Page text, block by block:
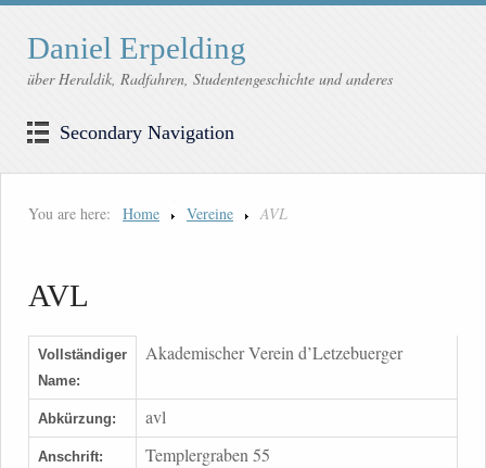
Daniel Erpelding
über Heraldik, Radfahren, Studentengeschichte und anderes
Secondary Navigation
You are here: Home Vereine AVL
AVL
Vollständiger
Name:
Akademischer Verein d’Letzebuerger
Abkürzung: avl
Anschrift:
Templergraben 55